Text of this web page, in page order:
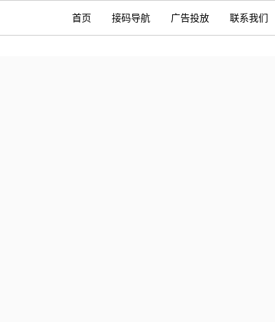
首页 接码导航 广告投放 联系我们